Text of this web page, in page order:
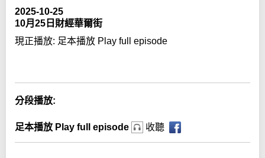
2025-10-25
10月25日財經華爾街
現正播放: 足本播放 Play full episode
分段播放:
足本播放 Play full episode 收聽